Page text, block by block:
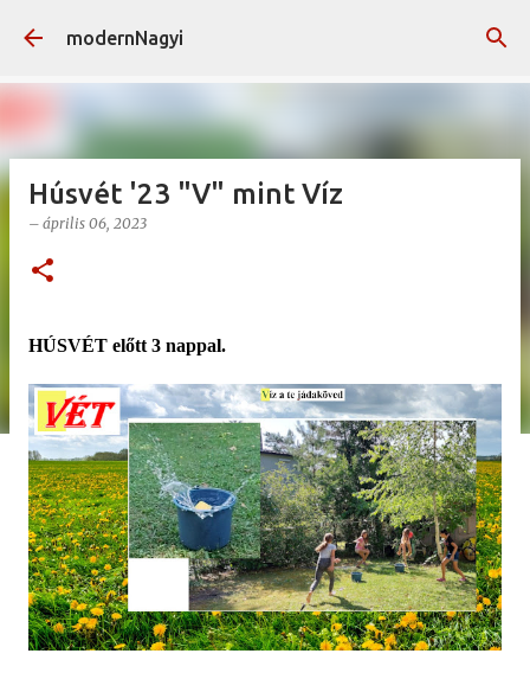
Ugrás a fő tartalomra
modernNagyi
Húsvét '23 "V" mint Víz
– április 06, 2023
HÚSVÉT előtt 3 nappal.